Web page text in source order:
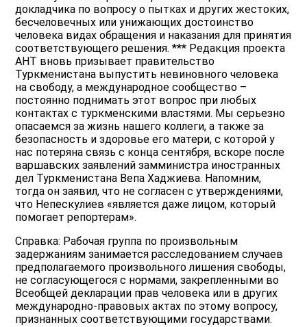
докладчика по вопросу о пытках и других жестоких,
бесчеловечных или унижающих достоинство
человека видах обращения и наказания для принятия
соответствующего решения. *** Редакция проекта
АНТ вновь призывает правительство
Туркменистана выпустить невиновного человека
на свободу, а международное сообщество –
постоянно поднимать этот вопрос при любых
контактах с туркменскими властями. Мы серьезно
опасаемся за жизнь нашего коллеги, а также за
безопасность и здоровье его матери, с которой у
нас потеряна связь с конца сентября, вскоре после
варшавских заявлений замминистра иностранных
дел Туркменистана Вепа Хаджиева. Напомним,
тогда он заявил, что не согласен с утверждениями,
что Непескулиев «является даже лицом, который
помогает репортерам».
Справка: Рабочая группа по произвольным
задержаниям занимается расследованием случаев
предполагаемого произвольного лишения свободы,
не согласующегося с нормами, закрепленными во
Всеобщей декларации прав человека или в других
международно-правовых актах по этому вопросу,
признанных соответствующими государствами.